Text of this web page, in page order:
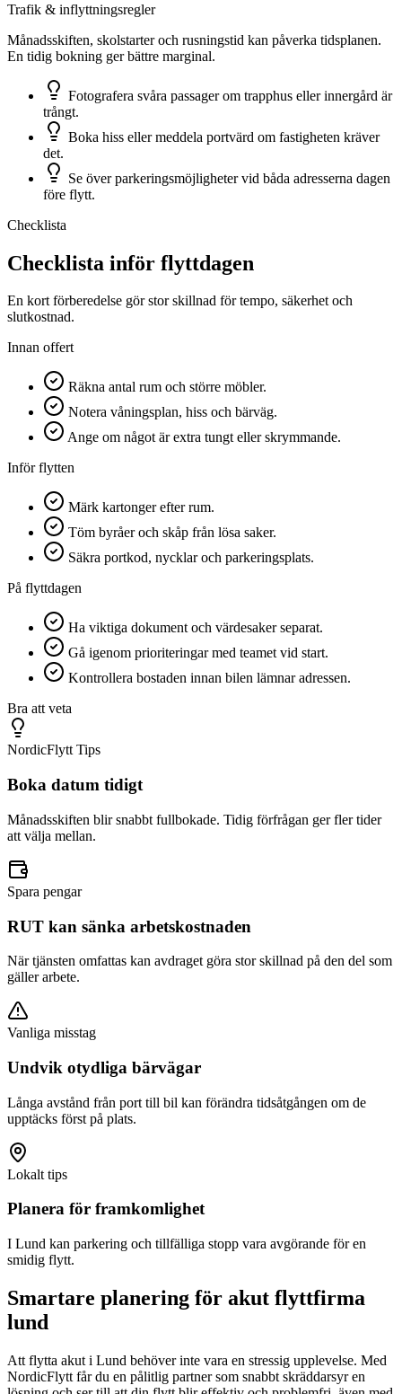
Trafik & inflyttningsregler
Månadsskiften, skolstarter och rusningstid kan påverka tidsplanen.
En tidig bokning ger bättre marginal.
Fotografera svåra passager om trapphus eller innergård är
trångt.
Boka hiss eller meddela portvärd om fastigheten kräver
det.
Se över parkeringsmöjligheter vid båda adresserna dagen
före flytt.
Checklista
Checklista inför flyttdagen
En kort förberedelse gör stor skillnad för tempo, säkerhet och
slutkostnad.
Innan offert
Räkna antal rum och större möbler.
Notera våningsplan, hiss och bärväg.
Ange om något är extra tungt eller skrymmande.
Inför flytten
Märk kartonger efter rum.
Töm byråer och skåp från lösa saker.
Säkra portkod, nycklar och parkeringsplats.
På flyttdagen
Ha viktiga dokument och värdesaker separat.
Gå igenom prioriteringar med teamet vid start.
Kontrollera bostaden innan bilen lämnar adressen.
Bra att veta
NordicFlytt Tips
Boka datum tidigt
Månadsskiften blir snabbt fullbokade. Tidig förfrågan ger fler tider
att välja mellan.
Spara pengar
RUT kan sänka arbetskostnaden
När tjänsten omfattas kan avdraget göra stor skillnad på den del som
gäller arbete.
Vanliga misstag
Undvik otydliga bärvägar
Långa avstånd från port till bil kan förändra tidsåtgången om de
upptäcks först på plats.
Lokalt tips
Planera för framkomlighet
I Lund kan parkering och tillfälliga stopp vara avgörande för en
smidig flytt.
Smartare planering för akut flyttfirma
lund
Att flytta akut i Lund behöver inte vara en stressig upplevelse. Med
NordicFlytt får du en pålitlig partner som snabbt skräddarsyr en